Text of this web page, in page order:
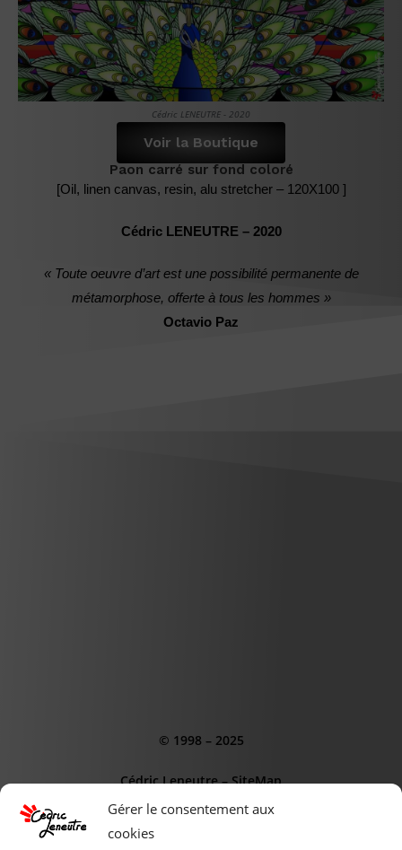
Gérer le consentement aux
cookies
Cédric LENEUTRE - 2020
Voir la Boutique
Paon carré sur fond coloré
[Oil, linen canvas, resin, alu stretcher – 120X100 ]
Cédric LENEUTRE – 2020
« Toute oeuvre d’art est une possibilité permanente de
métamorphose, offerte à tous les hommes »
Octavio Paz
© 1998 – 2025
Cédric Leneutre–SiteMap